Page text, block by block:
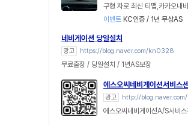
구형 차로 최신 티맵,카카오내
이벤트 KC인증 / 1년 무상AS
네비게이션 당일설치
광고 https://blog.naver.com/kn0328
무료출장 / 당일설치 / 1년AS보장
에스오씨네비게이션서비스
광고 http://
에스오씨네비게이션A/S서비